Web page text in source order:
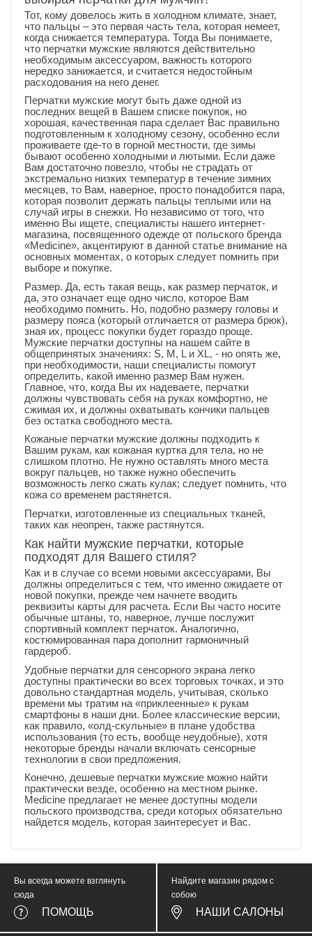
Тот, кому довелось жить в холодном климате, знает,
что пальцы – это первая часть тела, которая немеет,
когда снижается температура. Тогда Вы понимаете,
что перчатки мужские являются действительно
необходимым аксессуаром, важность которого
нередко занижается, и считается недостойным
расходования на него денег.
Перчатки мужские могут быть даже одной из
последних вещей в Вашем списке покупок, но
хорошая, качественная пара сделает Вас правильно
подготовленным к холодному сезону, особенно если
проживаете где-то в горной местности, где зимы
бывают особенно холодными и лютыми. Если даже
Вам достаточно повезло, чтобы не страдать от
экстремально низких температур в течение зимних
месяцев, то Вам, наверное, просто понадобится пара,
которая позволит держать пальцы теплыми или на
случай игры в снежки. Но независимо от того, что
именно Вы ищете, специалисты нашего интернет-
магазина, посвященного одежде от польского бренда
«Medicine», акцентируют в данной статье внимание на
основных моментах, о которых следует помнить при
выборе и покупке.
Размер. Да, есть такая вещь, как размер перчаток, и
да, это означает еще одно число, которое Вам
необходимо помнить. Но, подобно размеру головы и
размеру пояса (который отличается от размера брюк),
зная их, процесс покупки будет гораздо проще.
Мужские перчатки доступны на нашем сайте в
общепринятых значениях: S, M, L и XL, - но опять же,
при необходимости, наши специалисты помогут
определить, какой именно размер Вам нужен.
Главное, что, когда Вы их надеваете, перчатки
должны чувствовать себя на руках комфортно, не
сжимая их, и должны охватывать кончики пальцев
без остатка свободного места.
Кожаные перчатки мужские должны подходить к
Вашим рукам, как кожаная куртка для тела, но не
слишком плотно. Не нужно оставлять много места
вокруг пальцев, но также нужно обеспечить
возможность легко сжать кулак; следует помнить, что
кожа со временем растянется.
Перчатки, изготовленные из специальных тканей,
таких как неопрен, также растянутся.
Как найти мужские перчатки, которые
подходят для Вашего стиля?
Как и в случае со всеми новыми аксессуарами, Вы
должны определиться с тем, что именно ожидаете от
новой покупки, прежде чем начнете вводить
реквизиты карты для расчета. Если Вы часто носите
обычные штаны, то, наверное, лучше послужит
спортивный комплект перчаток. Аналогично,
костюмированная пара дополнит гармоничный
гардероб.
Удобные перчатки для сенсорного экрана легко
доступны практически во всех торговых точках, и это
довольно стандартная модель, учитывая, сколько
времени мы тратим на «приклеенные» к рукам
смартфоны в наши дни. Более классические версии,
как правило, «олд-скульные» в плане удобства
использования (то есть, вообще неудобные), хотя
некоторые бренды начали включать сенсорные
технологии в свои предложения.
Конечно, дешевые перчатки мужские можно найти
практически везде, особенно на местном рынке.
Medicine предлагает не менее доступны модели
польского производства, среди которых обязательно
найдется модель, которая заинтересует и Вас.
Вы всегда можете взглянуть
сюда
ПОМОЩЬ
Найдите магазин рядом с
собою
НАШИ САЛОНЫ